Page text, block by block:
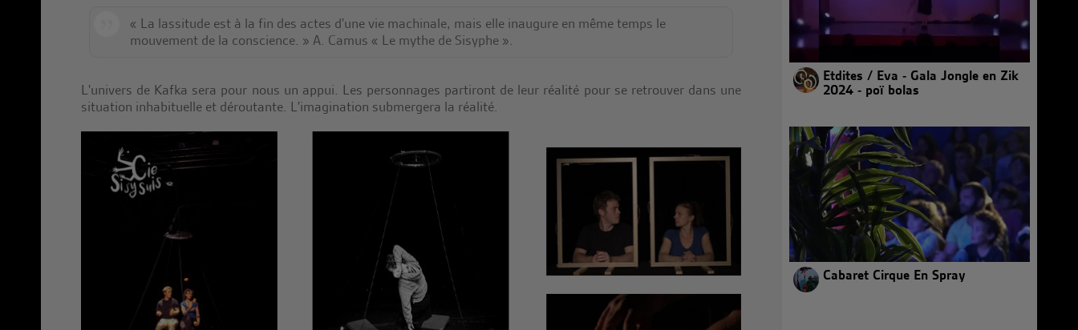
« La lassitude est à la fin des actes d'une vie machinale, mais elle inaugure en même temps le
mouvement de la conscience. » A. Camus « Le mythe de Sisyphe ».
L'univers de Kafka sera pour nous un appui. Les personnages partiront de leur réalité pour se retrouver dans une
situation inhabituelle et déroutante. L'imagination submergera la réalité.
Etdites / Eva - Gala Jongle en Zik
2024 - poï bolas
Cabaret Cirque En Spray